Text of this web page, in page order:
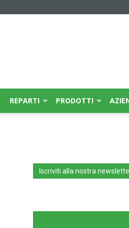
REPARTI PRODOTTI
Iscriviti alla nostra